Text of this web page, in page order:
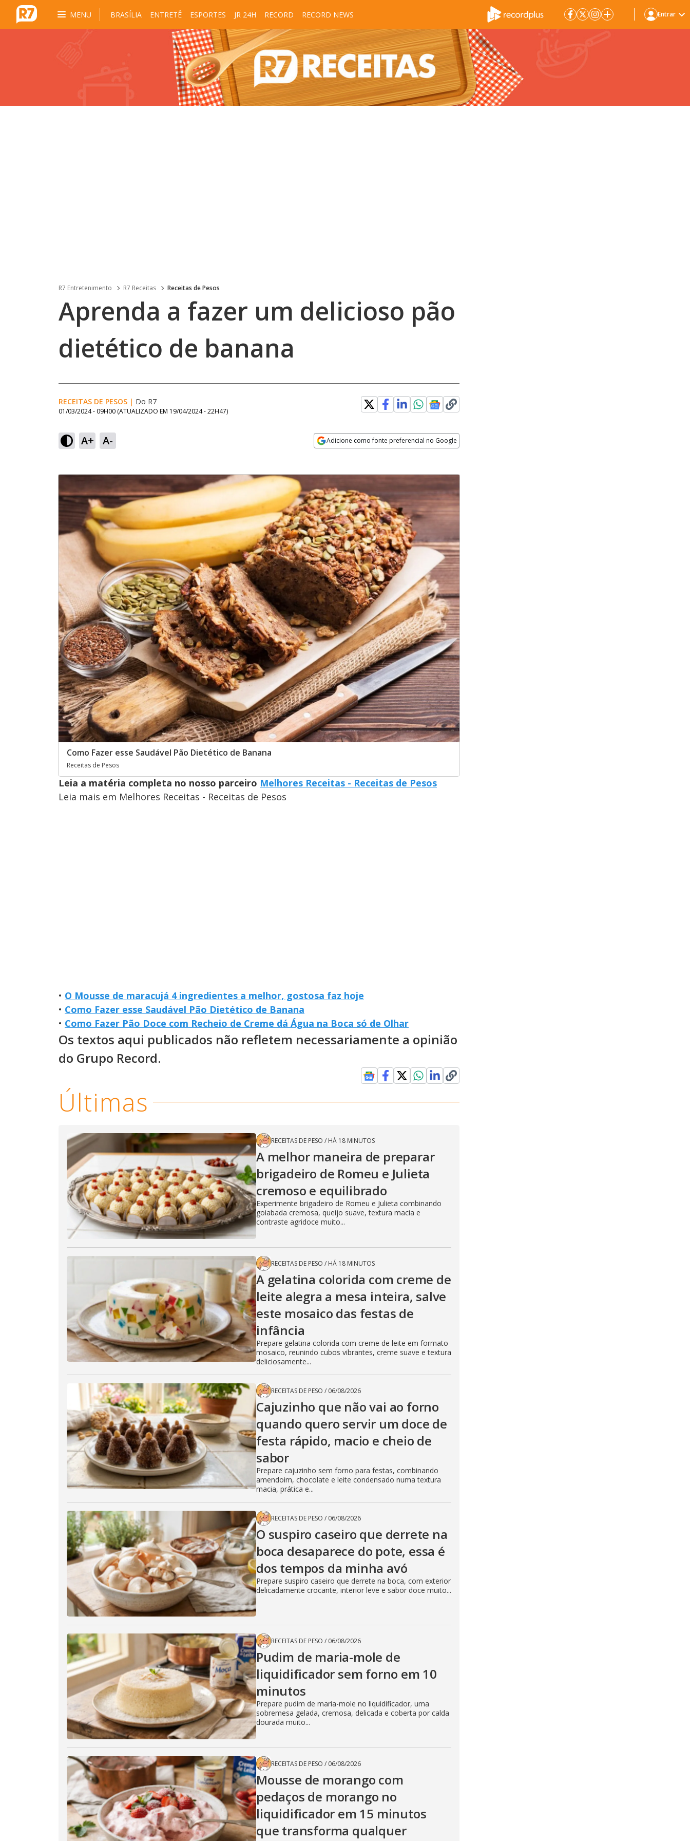
MENU BRASÍLIA ENTRETÊ ESPORTES JR 24H RECORD RECORD NEWS Entrar
R7 Entretenimento R7 Receitas Receitas de Pesos
Aprenda a fazer um delicioso pão
dietético de banana
RECEITAS DE PESOS | Do R7
01/03/2024 - 09H00 (ATUALIZADO EM 19/04/2024 - 22H47)
A+ A- Adicione como fonte preferencial no Google
Como Fazer esse Saudável Pão Dietético de Banana
Receitas de Pesos
Leia a matéria completa no nosso parceiro Melhores Receitas - Receitas de Pesos
Leia mais em Melhores Receitas - Receitas de Pesos
• O Mousse de maracujá 4 ingredientes a melhor, gostosa faz hoje
• Como Fazer esse Saudável Pão Dietético de Banana
• Como Fazer Pão Doce com Recheio de Creme dá Água na Boca só de Olhar
Os textos aqui publicados não refletem necessariamente a opinião
do Grupo Record.
Últimas
RECEITAS DE PESO / HÁ 18 MINUTOS
A melhor maneira de preparar
brigadeiro de Romeu e Julieta
cremoso e equilibrado
Experimente brigadeiro de Romeu e Julieta combinando
goiabada cremosa, queijo suave, textura macia e
contraste agridoce muito...
RECEITAS DE PESO / HÁ 18 MINUTOS
A gelatina colorida com creme de
leite alegra a mesa inteira, salve
este mosaico das festas de
infância
Prepare gelatina colorida com creme de leite em formato
mosaico, reunindo cubos vibrantes, creme suave e textura
deliciosamente...
RECEITAS DE PESO / 06/08/2026
Cajuzinho que não vai ao forno
quando quero servir um doce de
festa rápido, macio e cheio de
sabor
Prepare cajuzinho sem forno para festas, combinando
amendoim, chocolate e leite condensado numa textura
macia, prática e...
RECEITAS DE PESO / 06/08/2026
O suspiro caseiro que derrete na
boca desaparece do pote, essa é
dos tempos da minha avó
Prepare suspiro caseiro que derrete na boca, com exterior
delicadamente crocante, interior leve e sabor doce muito...
RECEITAS DE PESO / 06/08/2026
Pudim de maria-mole de
liquidificador sem forno em 10
minutos
Prepare pudim de maria-mole no liquidificador, uma
sobremesa gelada, cremosa, delicada e coberta por calda
dourada muito...
RECEITAS DE PESO / 06/08/2026
Mousse de morango com
pedaços de morango no
liquidificador em 15 minutos
que transforma qualquer